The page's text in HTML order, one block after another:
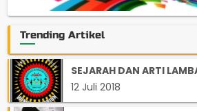
Trending Artikel
SEJARAH DAN ARTI
12 Juli 2018